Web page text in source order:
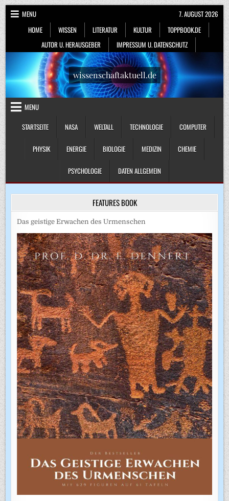
Skip
to
content
MENU
HOME
WISSEN LITERATUR KULTUR
TOPPBOOK.DE
AUTOR U. HERAUSGEBER
IMPRESSUM U. DATENSCHUTZ
7. AUGUST 2026
wissenschaftaktuell.de
MENU
STARTSEITE
NASA WELTALL TECHNOLOGIE COMPUTER
PHYSIK ENERGIE BIOLOGIE MEDIZIN CHEMIE
PSYCHOLOGIE DATEN ALLGEMEIN
FEATURES BOOK
Das geistige Erwachen des Urmenschen